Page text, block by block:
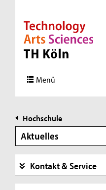
Direkt zur Hauptnavigation
Direkt zur Subnavigation
Direkt zum Inhalt
Direkt zum Fußbereich
Menü
Hochschule
Aktuelles
Kontakt & Service